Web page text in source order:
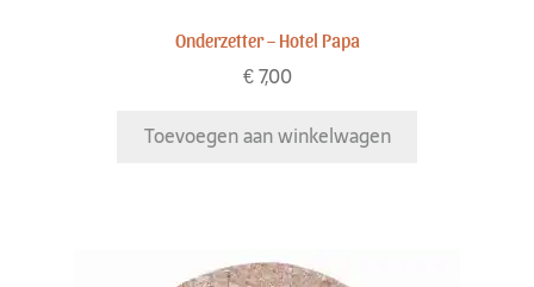
Onderzetter – Hotel Papa
€7,00
Toevoegen aan winkelwagen